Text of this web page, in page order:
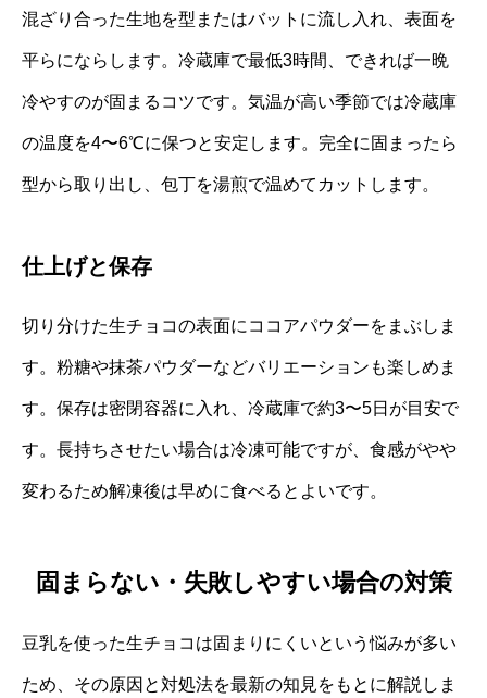
混ざり合った生地を型またはバットに流し入れ、表面を
平らにならします。冷蔵庫で最低3時間、できれば一晩
冷やすのが固まるコツです。気温が高い季節では冷蔵庫
の温度を4〜6℃に保つと安定します。完全に固まったら
型から取り出し、包丁を湯煎で温めてカットします。
仕上げと保存
切り分けた生チョコの表面にココアパウダーをまぶしま
す。粉糖や抹茶パウダーなどバリエーションも楽しめま
す。保存は密閉容器に入れ、冷蔵庫で約3〜5日が目安で
す。長持ちさせたい場合は冷凍可能ですが、食感がやや
変わるため解凍後は早めに食べるとよいです。
固まらない・失敗しやすい場合の対策
豆乳を使った生チョコは固まりにくいという悩みが多い
ため、その原因と対処法を最新の知見をもとに解説しま